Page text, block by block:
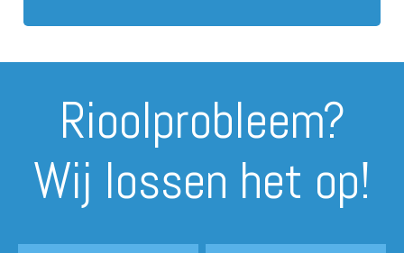
Rioolprobleem?
Wij lossen het op!